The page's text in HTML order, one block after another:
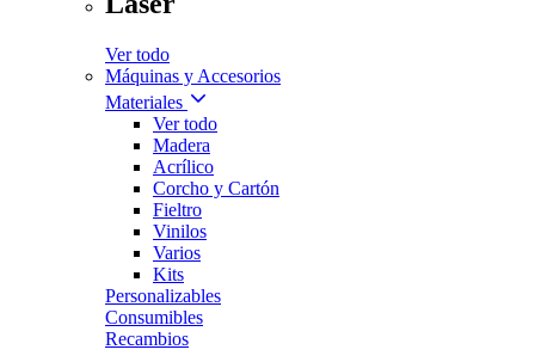
Ver todo
Máquinas y Accesorios
Materiales
Ver todo
Madera
Acrílico
Corcho y Cartón
Fieltro
Vinilos
Varios
Kits
Personalizables
Consumibles
Recambios